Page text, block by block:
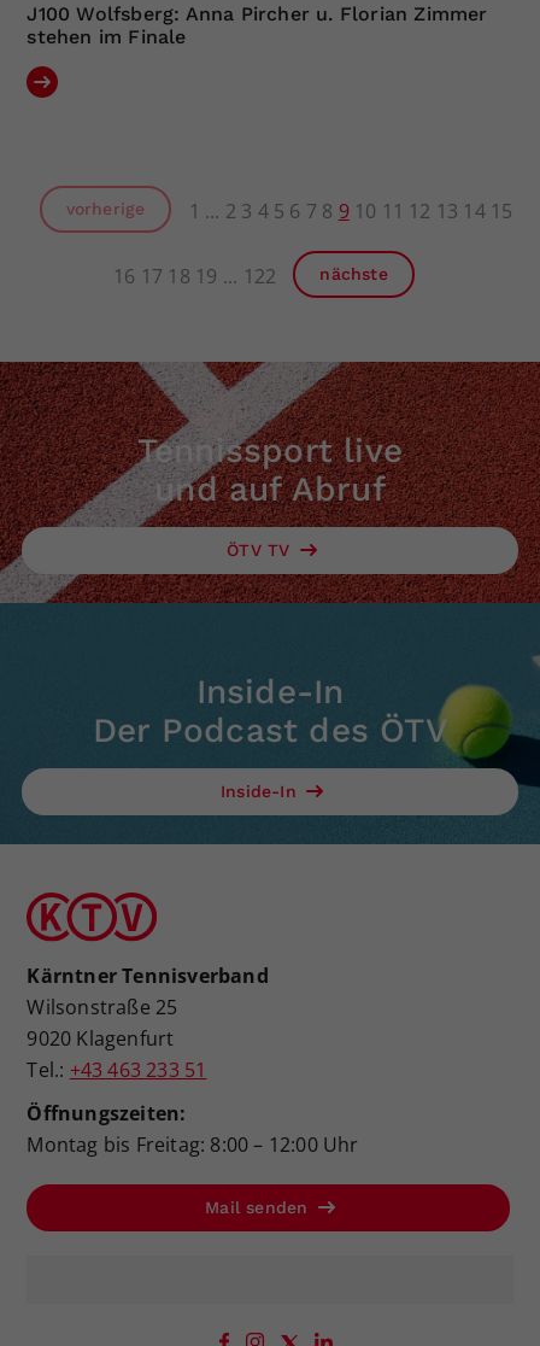
J100 Wolfsberg: Anna Pircher u. Florian Zimmer
stehen im Finale
vorherige 1 2 3 4 5 6 7 8 9 10 11 12 13 14 15
16 17 18 19 122 nächste
Tennissport live
und auf Abruf
ÖTV TV
Inside-In
Der Podcast des ÖTV
Inside-In
Kärntner Tennisverband
Wilsonstraße 25
9020 Klagenfurt
Tel.: +43 463 233 51
Öffnungszeiten:
Montag bis Freitag: 8:00 – 12:00 Uhr
Mail senden